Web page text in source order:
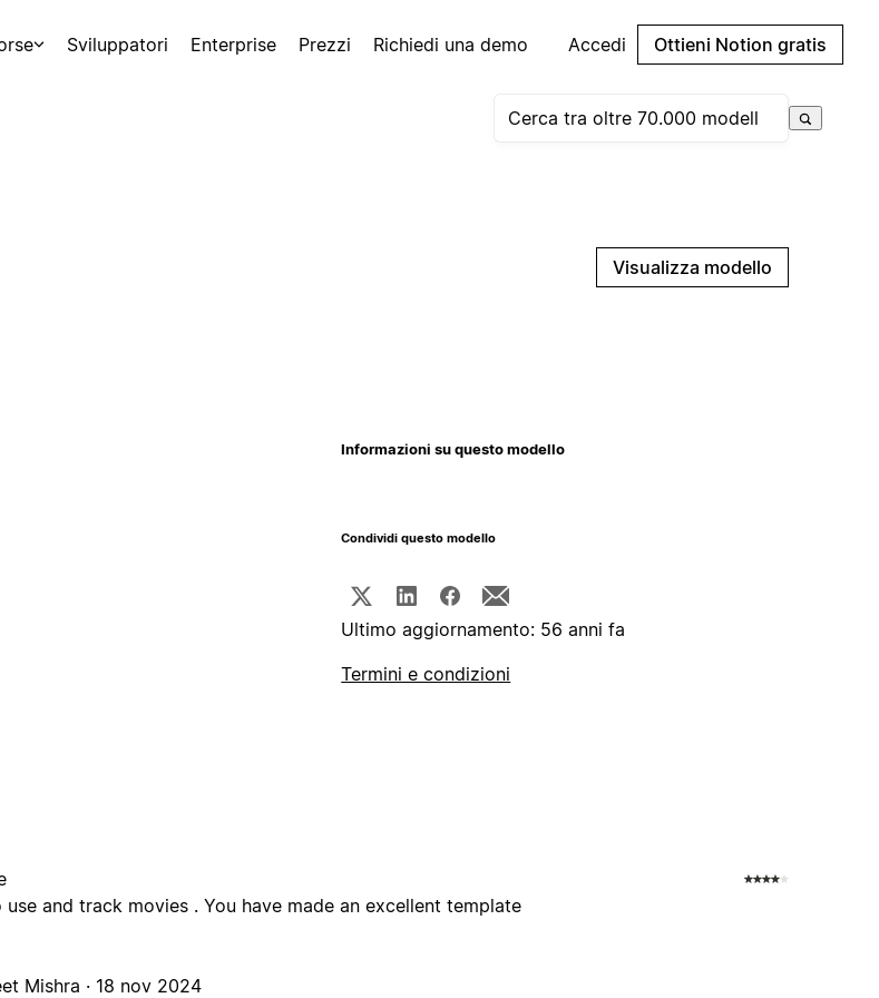
Sviluppatori Enterprise Prezzi Richiedi una demo Accedi Ottieni Notion gratis
Visualizza modello
Informazioni su questo modello
Condividi questo modello
Ultimo aggiornamento: 56 anni fa
Termini e condizioni
use and track movies . You have made an excellent template
Mishra · 18 nov 2024